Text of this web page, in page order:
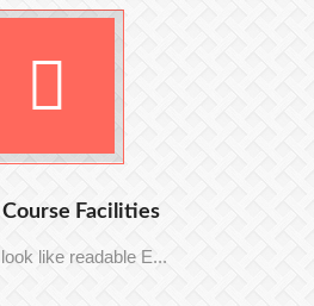
Facilities
like readable E...